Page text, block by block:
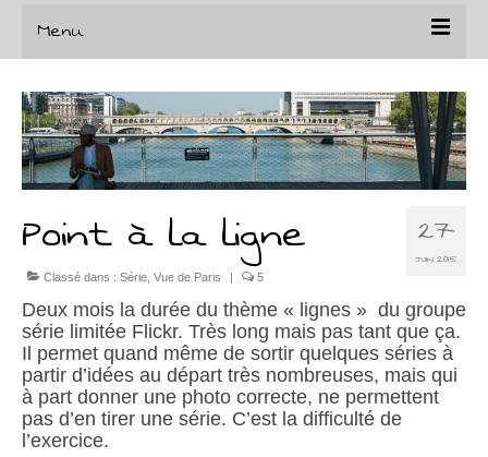
Menu
Portfolio
Séries
Chaises
Déchirures
Chariots
Sacs à mains
A propos
Présentation
27
JUIN 2015
Point à la ligne
Classé dans : Série Vue de Paris 5
Deux mois la durée du thème « lignes » du groupe
série limitée Flickr. Très long mais pas tant que ça.
Il permet quand même de sortir quelques séries à
partir d’idées au départ très nombreuses, mais qui
à part donner une photo correcte, ne permettent
pas d’en tirer une série. C’est la difficulté de
l’exercice.